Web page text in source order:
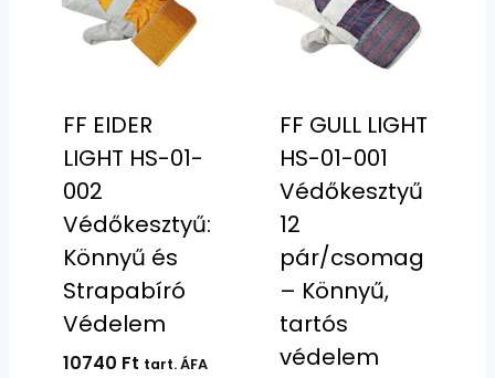
FF EIDER
LIGHT HS-01-
002
Védőkesztyű:
Könnyű és
Strapabíró
Védelem
10740 Ft tart. ÁFA
FF GULL LIGHT
HS-01-001
Védőkesztyű
12
pár/csomag
– Könnyű,
tartós
védelem